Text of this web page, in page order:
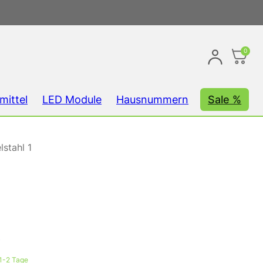
0
LED Module Hausnummern Sale %
1
2 Tage